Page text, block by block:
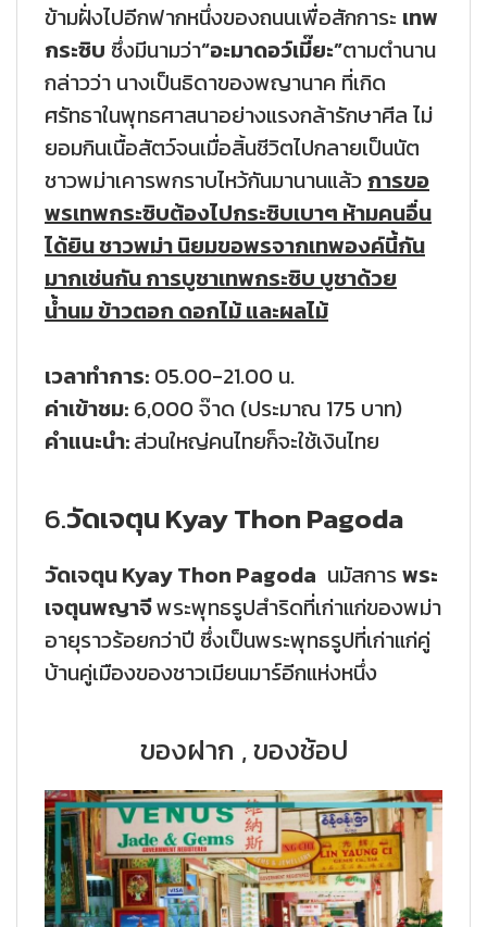
ข้ามฝั่งไปอีกฟากหนึ่งของถนนเพื่อสักการะ เทพ
กระซิบ ซึ่งมีนามว่า“อะมาดอว์เมี๊ยะ”ตามตำนาน
กล่าวว่า นางเป็นธิดาของพญานาค ที่เกิด
ศรัทธาในพุทธศาสนาอย่างแรงกล้ารักษาศีล ไม่
ยอมกินเนื้อสัตว์จนเมื่อสิ้นชีวิตไปกลายเป็นนัต
ชาวพม่าเคารพกราบไหว้กันมานานแล้วการขอ
พรเทพกระซิบต้องไปกระซิบเบาๆ ห้ามคนอื่น
ได้ยิน ชาวพม่า นิยมขอพรจากเทพองค์นี้กัน
มากเช่นกัน การบูชาเทพกระซิบ บูชาด้วย
น้ำนม ข้าวตอก ดอกไม้ และผลไม้
เวลาทำการ: 05.00-21.00 น.
ค่าเข้าชม: 6,000 จ๊าด (ประมาณ 175 บาท)
คำแนะนำ:ส่วนใหญ่คนไทยก็จะใช้เงินไทย
6.วัดเจตุน Kyay Thon Pagoda
วัดเจตุน Kyay Thon Pagoda นมัสการพระ
เจตุนพญาจีพระพุทธรูปสำริดที่เก่าแก่ของพม่า
อายุราวร้อยกว่าปี ซึ่งเป็นพระพุทธรูปที่เก่าแก่คู่
บ้านคู่เมืองของชาวเมียนมาร์อีกแห่งหนึ่ง
ของฝาก , ของช้อป